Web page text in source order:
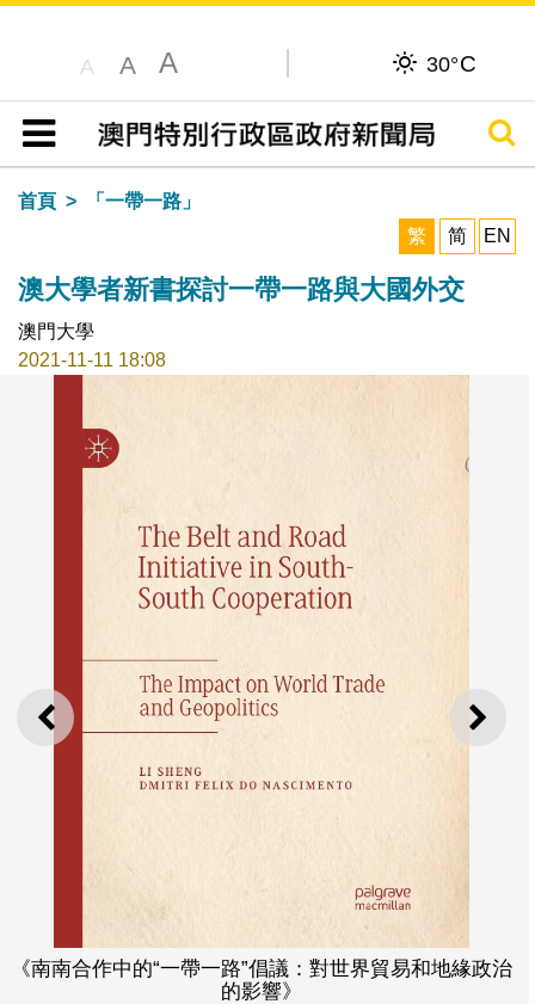
A A A 30°C
目錄
搜尋
首頁
「一帶一路」
繁
简 EN
澳大學者新書探討一帶一路與大國外交
澳門大學
2021-11-11 18:08
上一則 下一
《南南合作中的“一帶一路”倡議：對世界貿易和地緣政治
的影響》